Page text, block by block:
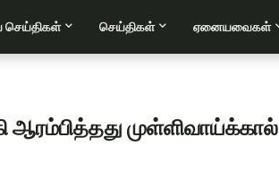
செய்திகள் செய்திகள் ஏனையவைகள்
முள்ளிவாய்க்கால்